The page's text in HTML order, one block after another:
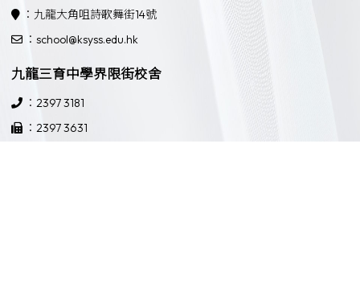
：九龍大角咀詩歌舞街14號
：school@ksyss.edu.hk
九龍三育中學界限街校舍
：2397 3181
：2397 3631